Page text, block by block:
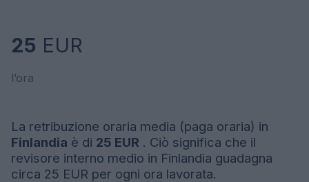
25 EUR
l’ora
La retribuzione oraria media (paga oraria) in
Finlandia è di 25 EUR . Ciò significa che il
revisore interno medio in Finlandia guadagna
circa 25 EUR per ogni ora lavorata.